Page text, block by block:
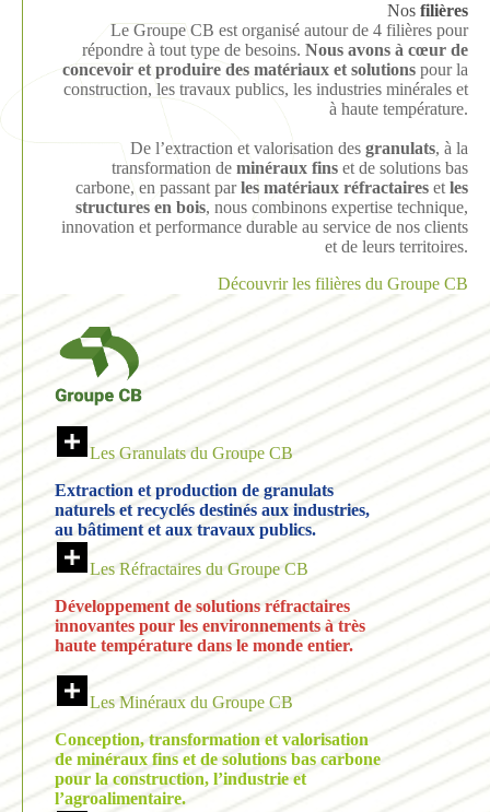
Nos filières
Le Groupe CB est organisé autour de 4 filières pour
répondre à tout type de besoins. Nous avons à cœur de
concevoir et produire des matériaux et solutions pour la
construction, les travaux publics, les industries minérales et
à haute température.
De l’extraction et valorisation des granulats, à la
transformation de minéraux fins et de solutions bas
carbone, en passant parles matériaux réfractaires et les
structures en bois, nous combinons expertise technique,
innovation et performance durable au service de nos clients
et de leurs territoires.
Découvrir les filières du Groupe CB
Les Granulats du Groupe CB
Extraction et production de granulats
naturels et recyclés destinés aux industries,
au bâtiment et aux travaux publics.
Les Réfractaires du Groupe CB
Développement de solutions réfractaires
innovantes pour les environnements à très
haute température dans le monde entier.
Les Minéraux du Groupe CB
Conception, transformation et valorisation
de minéraux fins et de solutions bas carbone
pour la construction, l’industrie et
l’agroalimentaire.